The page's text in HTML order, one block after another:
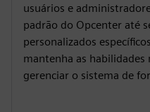
usuários e
padrão do Opcenter até
personalizados
mantenha as habilidades
gerenciar o sistema de